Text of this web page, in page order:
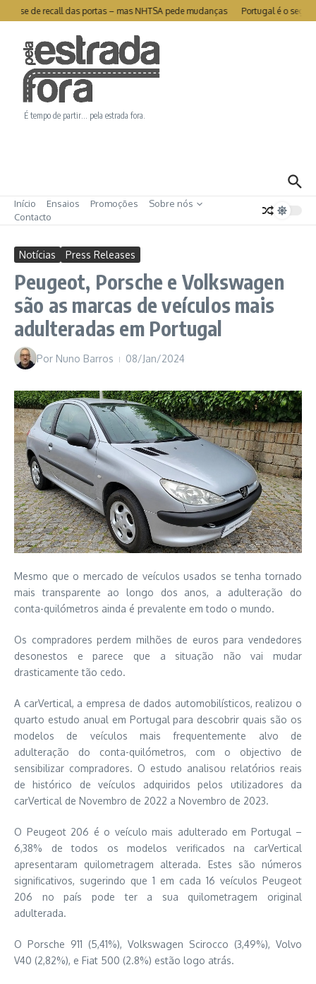
Ir para o conteúdo
se de recall das portas – mas NHTSA pede mudanças Portugal é o
É tempo de partir… pela estrada fora.
Início Ensaios Promoções
Sobre nós
Contacto
Notícias Press Releases
Peugeot, Porsche e Volkswagen
são as marcas de veículos mais
adulteradas em Portugal
Por Nuno Barros 08/Jan/2024
Mesmo que o mercado de veículos usados se tenha tornado
mais transparente ao longo dos anos, a adulteração do
conta-quilómetros ainda é prevalente em todo o mundo.
Os compradores perdem milhões de euros para vendedores
desonestos e parece que a situação não vai mudar
drasticamente tão cedo.
A carVertical, a empresa de dados automobilísticos, realizou o
quarto estudo anual em Portugal para descobrir quais são os
modelos de veículos mais frequentemente alvo de
adulteração do conta-quilómetros, com o objectivo de
sensibilizar compradores. O estudo analisou relatórios reais
de histórico de veículos adquiridos pelos utilizadores da
carVertical de Novembro de 2022 a Novembro de 2023.
O Peugeot 206 é o veículo mais adulterado em Portugal –
6,38% de todos os modelos verificados na carVertical
apresentaram quilometragem alterada. Estes são números
significativos, sugerindo que 1 em cada 16 veículos Peugeot
206 no país pode ter a sua quilometragem original
adulterada.
O Porsche 911 (5,41%), Volkswagen Scirocco (3,49%), Volvo
V40 (2,82%), e Fiat 500 (2.8%) estão logo atrás.